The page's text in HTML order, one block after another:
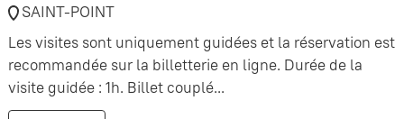
SAINT-POINT
Les visites sont uniquement guidées et la réservation est
recommandée sur la billetterie en ligne. Durée de la
visite guidée : 1h. Billet couplé...